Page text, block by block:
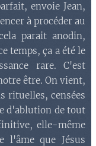
envoie Jean,
à procéder au
parait anodin,
temps, ça a été le
rare. C'est
être. On vient,
rituelles, censées
d'ablution de tout
elle-même
l'âme que Jésus